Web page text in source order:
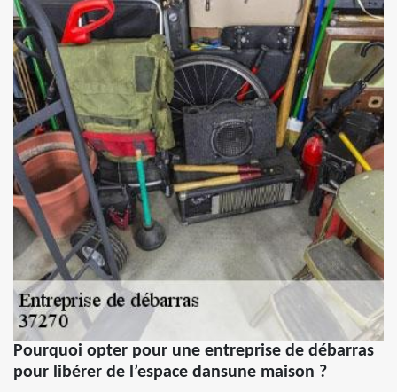
Pourquoi opter pour une entreprise de débarras
pour libérer de l’espace dansune maison ?